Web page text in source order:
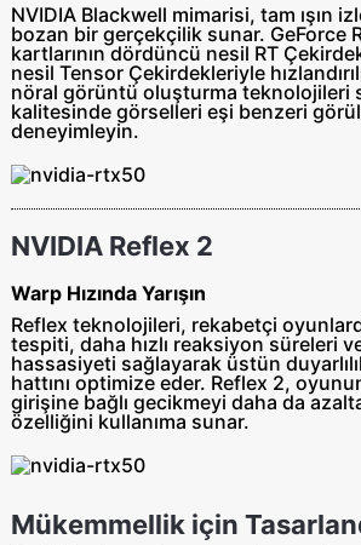
NVIDIA Blackwell mimarisi, tam ışın
bozan bir gerçekçilik sunar. GeForce
kartlarının dördüncü nesil RT
nesil Tensor Çekirdekleriyle
nöral görüntü oluşturma teknolojileri
kalitesinde görselleri eşi benzeri
deneyimleyin.
NVIDIA Reflex 2
Warp Hızında Yarışın
Reflex teknolojileri, rekabetçi
tespiti, daha hızlı reaksiyon süreleri
hassasiyeti sağlayarak üstün
hattını optimize eder. Reflex 2,
girişine bağlı gecikmeyi daha da
özelliğini kullanıma sunar.
Mükemmellik için